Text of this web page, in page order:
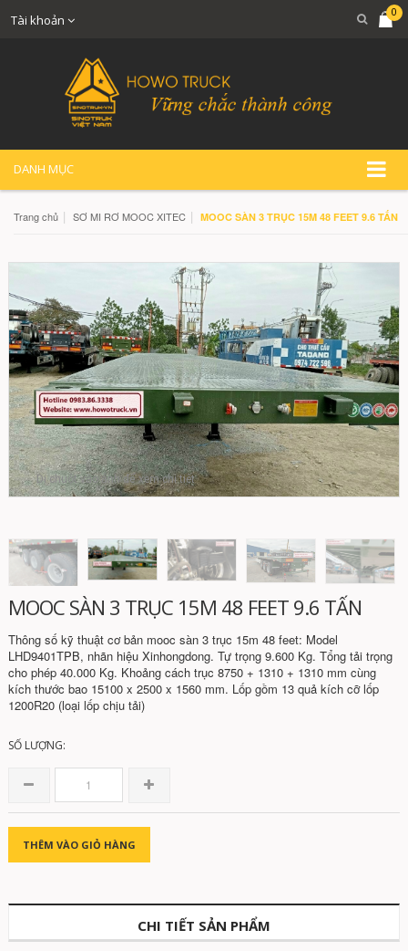
Tài khoản
0
DANH MỤC
Trang chủ | SƠ MI RƠ MOOC XITEC | MOOC SÀN 3 TRỤC 15M 48 FEET 9.6 TẤN
Di chuột vào ảnh để xem chi tiết
MOOC SÀN 3 TRỤC 15M 48 FEET 9.6 TẤN
Thông số kỹ thuật cơ bản mooc sàn 3 trục 15m 48 feet: Model
LHD9401TPB, nhãn hiệu Xinhongdong. Tự trọng 9.600 Kg. Tổng tải trọng
cho phép 40.000 Kg. Khoảng cách trục 8750 + 1310 + 1310 mm cùng
kích thước bao 15100 x 2500 x 1560 mm. Lốp gồm 13 quả kích cỡ lốp
1200R20 (loại lốp chịu tải)
SỐ LƯỢNG:
THÊM VÀO GIỎ HÀNG
CHI TIẾT SẢN PHẨM